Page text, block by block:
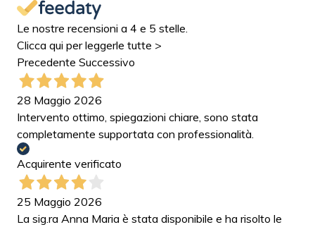
Le nostre recensioni a 4 e 5 stelle.
Clicca qui per leggerle tutte >
Precedente Successivo
28 Maggio 2026
Intervento ottimo, spiegazioni chiare, sono stata
completamente supportata con professionalità.
Acquirente verificato
25 Maggio 2026
La sig.ra Anna Maria è stata disponibile e ha risolto le